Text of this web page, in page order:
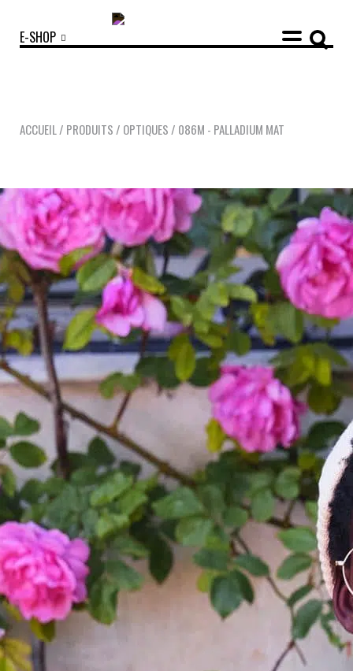
NOUVEAUTÉS OPTIQUES SOLAIRES ACCESSOIRES
MANIFESTO
NOTRE HISTOIRE NOS ENGAGEMENTS SAV RESPONSABLE
LOOKBOOKS
POINTS DE VENTE
CONTACT
NOUS CONTACTER PRESSE & PARTENARIATS
E-SHOP
ACCUEIL / PRODUITS / OPTIQUES / 086M - PALLADIUM MAT